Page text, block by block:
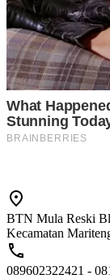
BTN Mula Reski
Kecamatan
089602322421 -